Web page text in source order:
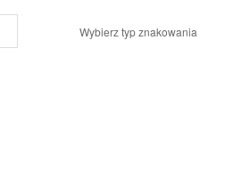
Wybierz typ znakowania